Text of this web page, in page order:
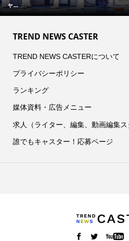
ャ...
TREND NEWS CASTER
TREND NEWS CASTERについて
プライバシーポリシー
ランキング
媒体資料・広告メニュー
求人（ライター、編集、動画編集ス
誰でもキャスター！応募ページ